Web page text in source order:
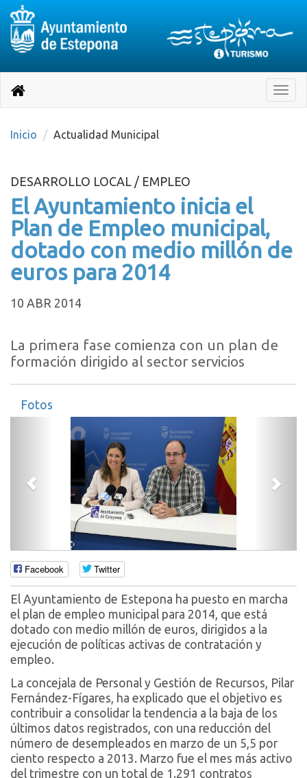
página
Toggle
Destino:
Volver
inicio
Inicio Actualidad Municipal
DESARROLLO LOCAL / EMPLEO
El Ayuntamiento inicia el
Plan de Empleo municipal,
dotado con medio millón de
euros para 2014
10 ABR 2014
La primera fase comienza con un plan de
formación dirigido al sector servicios
Fotos
Anterior
Facebook Twitter
El Ayuntamiento de Estepona ha puesto en marcha
el plan de empleo municipal para 2014, que está
dotado con medio millón de euros, dirigidos a la
ejecución de políticas activas de contratación y
empleo.
La concejala de Personal y Gestión de Recursos, Pilar
Fernández-Fígares, ha explicado que el objetivo es
contribuir a consolidar la tendencia a la baja de los
últimos datos registrados, con una reducción del
número de desempleados en marzo de un 5,5 por
ciento respecto a 2013. Marzo fue el mes más activo
del trimestre con un total de 1.291 contratos